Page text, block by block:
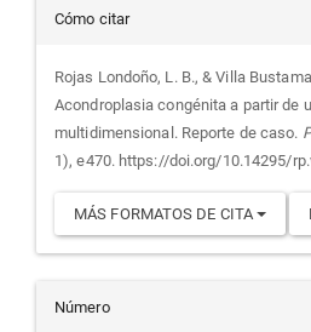
Detalles
del
artículo
Cómo citar
Rojas Londoño, L. B., & Villa
Acondroplasia congénita a partir de
multidimensional. Reporte de caso.
1), e470. https://doi.org/10.14295/
MÁS FORMATOS DE CITA
Número